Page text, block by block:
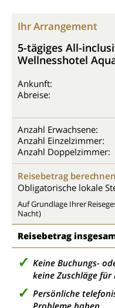
Ihr Arrangement
5-tägiges All-
Wellnesshotel
Ankunft:
Abreise:
Anzahl Erwachsene:
Anzahl Einzelzimmer:
Anzahl Doppelzimmer:
Reisebetrag
Obligatorische lokale
Auf Grundlage Ihrer
Nacht)
Reisebetrag
Keine Buchungs-
keine Zuschläge für
Persönliche
Probleme haben